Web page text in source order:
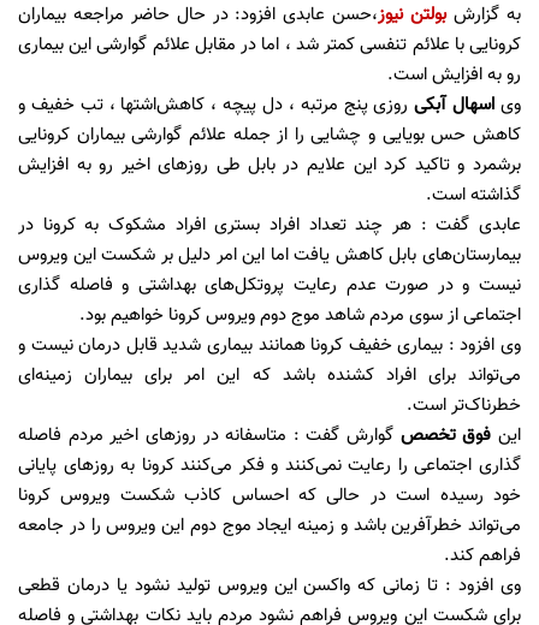
به گزارش بولتن نیوز،حسن عابدی افزود: در حال حاضر مراجعه بیماران
کرونایی با علائم تنفسی کمتر شد ، اما در مقابل علائم گوارشی این بیماری
رو به افزایش است.
وی اسهال آبکیروزی پنج مرتبه ، دل پیچه ، کاهش‌اشتها ، تب خفیف و
کاهش حس بویایی و چشایی را از جمله علائم گوارشی بیماران کرونایی
برشمرد و تاکید کرد این علایم در بابل طی روزهای اخیر رو به افزایش
گذاشته است.
عابدی گفت : هر چند تعداد افراد بستری افراد مشکوک به کرونا در
بیمارستان‌های بابل کاهش یافت اما این امر دلیل بر شکست این ویروس
نیست و در صورت عدم رعایت پروتکل‌های بهداشتی و فاصله گذاری
اجتماعی از سوی مردم شاهد موج دوم ویروس کرونا خواهیم بود.
وی افزود : بیماری خفیف کرونا همانند بیماری شدید قابل درمان نیست و
می‌تواند برای افراد کشنده باشد که این امر برای بیماران زمینه‌ای
خطرناک‌تر است.
این فوق تخصص گوارش گفت : متاسفانه در روزهای اخیر مردم فاصله
گذاری اجتماعی را رعایت نمی‌کنند و فکر می‌کنند کرونا به روزهای پایانی
خود رسیده است در حالی که احساس کاذب شکست ویروس کرونا
می‌تواند خطرآفرین باشد و زمینه ایجاد موج دوم این ویروس را در جامعه
فراهم کند.
وی افزود : تا زمانی که واکسن این ویروس تولید نشود یا درمان قطعی
برای شکست این ویروس فراهم نشود مردم باید نکات بهداشتی و فاصله